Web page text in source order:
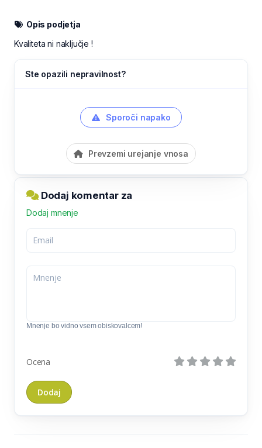
Opis podjetja
Kvaliteta ni naključje !
Ste opazili nepravilnost?
Sporoči napako
Prevzemi urejanje vnosa
Dodaj komentar za
Dodaj mnenje
Mnenje bo vidno vsem obiskovalcem!
Ocena